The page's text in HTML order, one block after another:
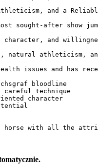
and a
most sought-after
and
natural athleticism,
issues and has
bloodline
careful technique
character
horse with all the